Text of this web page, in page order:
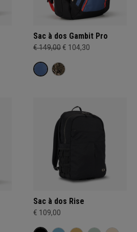
Sac à dos Gambit Pro
€ 149,00€ 104,30
Sac à dos Rise
€ 109,00